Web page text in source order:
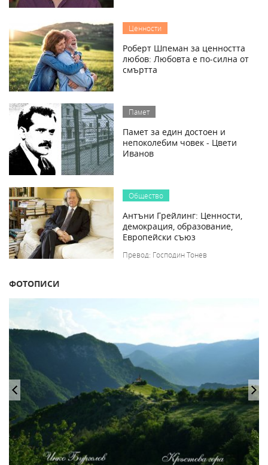
Ценности
Роберт Шпеман за ценността
любов: Любовта е по-силна от
смъртта
Памет
Памет за един достоен и
непоколебим човек - Цвети
Иванов
Общество
Антъни Грейлинг: Ценности,
демокрация, образование,
Европейски съюз
Превод: Господин Тонев
ФОТОПИСИ